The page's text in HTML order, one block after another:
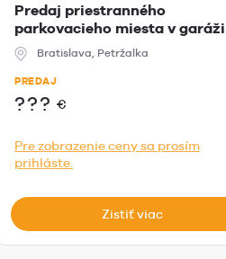
Predaj priestranného
parkovacieho miesta v garáži
EINPA...Bratislava, Petržalka
PREDAJ
??? €
Pre zobrazenie ceny sa prosím
prihláste.
Zistiť viac